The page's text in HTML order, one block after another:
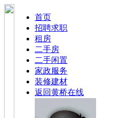
首页
招聘求职
租房
二手房
二手闲置
家政服务
装修建材
返回黄桥在线